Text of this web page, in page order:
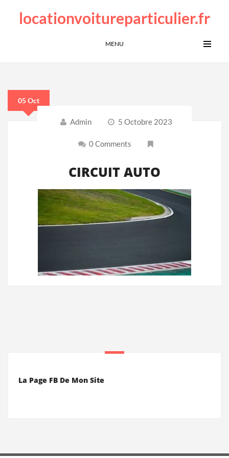
locationvoitureparticulier.fr
MENU
05 Oct
Admin 5 Octobre 2023
0 Comments
CIRCUIT AUTO
La Page FB De Mon Site